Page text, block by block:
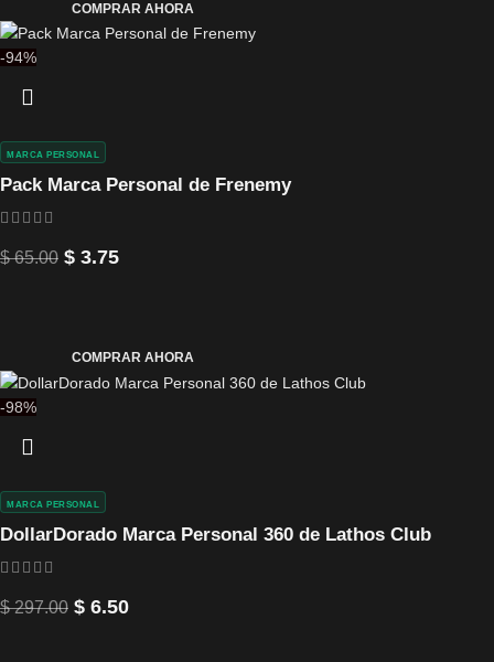
COMPRAR AHORA
-94%
Pack Marca Personal de Frenemy
MARCA PERSONAL
$65.00 $ 3.75
COMPRAR AHORA
-98%
DollarDorado Marca Personal 360 de Lathos Club
MARCA PERSONAL
$297.00 $ 6.50